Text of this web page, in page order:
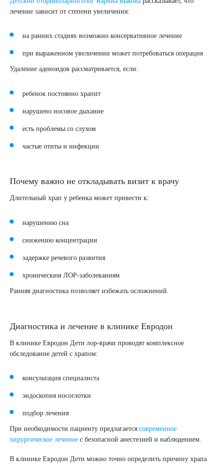
лечение зависит от степени увеличения:
на ранних стадиях возможно консервативное лечение
при выраженном увеличении может потребоваться операция
Удаление аденоидов рассматривается, если:
ребенок постоянно храпит
нарушено носовое дыхание
есть проблемы со слухом
частые отиты и инфекции
Почему важно не откладывать визит к врачу
Длительный храп у ребенка может привести к:
нарушению сна
снижению концентрации
задержке речевого развития
хроническим ЛОР-заболеваниям
Ранняя диагностика позволяет избежать осложнений.
Диагностика и лечение в клинике Евродон
В клинике Евродон Дети лор-врачи проводят комплексное
обследование детей с храпом:
консультация специалиста
эндоскопия носоглотки
подбор лечения
При необходимости пациенту предлагается современное
хирургическое лечение с безопасной анестезией и наблюдением.
В клинике Евродон Дети можно точно определить причину храпа
ОТПРАВИТЬ